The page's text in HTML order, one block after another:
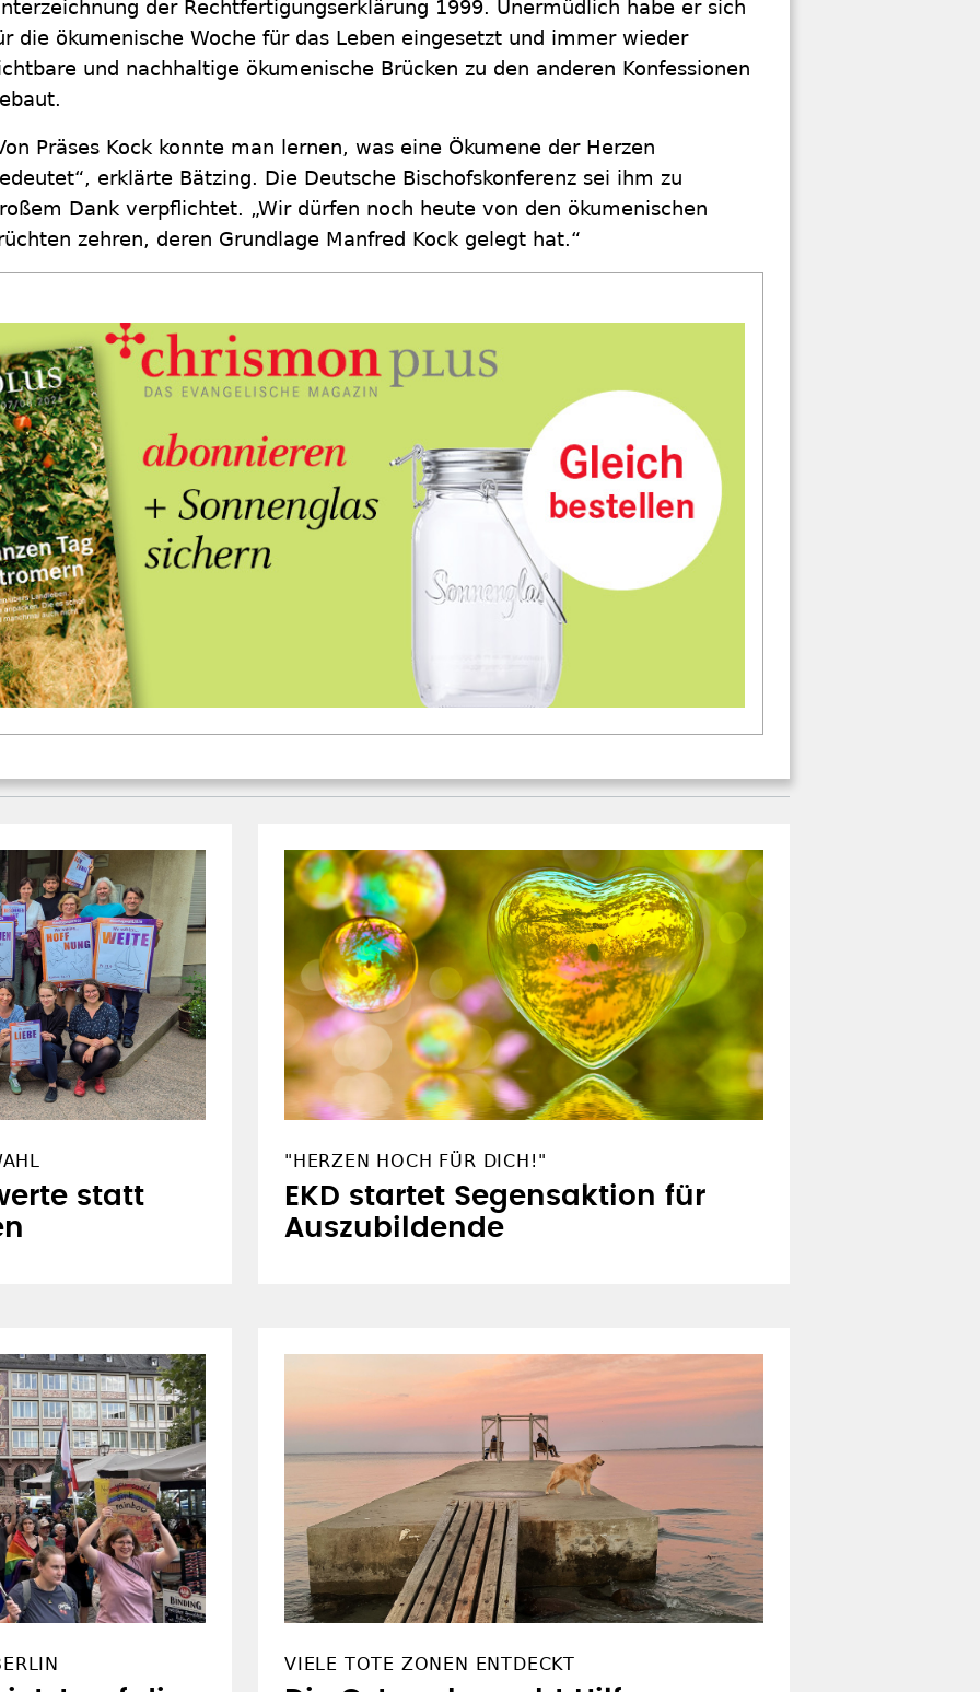
der Rechtfertigungserklärung 1999. Unermüdlich habe er sich
die ökumenische Woche für das Leben eingesetzt und immer wieder
und nachhaltige ökumenische Brücken zu den anderen Konfessionen
Präses Kock konnte man lernen, was eine Ökumene der Herzen
erklärte Bätzing. Die Deutsche Bischofskonferenz sei ihm zu
Dank verpflichtet. „Wir dürfen noch heute von den ökumenischen
zehren, deren Grundlage Manfred Kock gelegt hat.“
statt
"HERZEN HOCH FÜR DICH!"
EKD startet Segensaktion für
Auszubildende
VIELE TOTE ZONEN ENTDECKT